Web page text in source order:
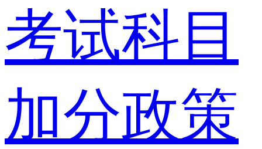
考试科目
加分政策